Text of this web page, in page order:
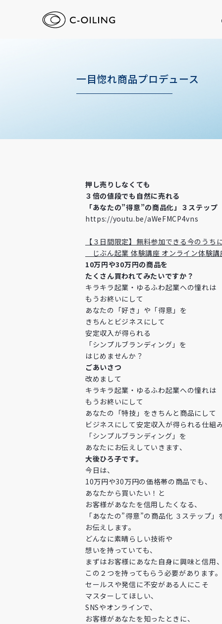
一目惚れ商品プロデュース
押し売りしなくても
３倍の値段でも自然に売れる
「あなたの”得意”の商品化」３ステップ
https://youtu.be/aWeFMCP4vns
【３日間限定】無料参加できる今のうち
じぶん起業 体験講座 オンライン体験
10万円や30万円の商品を
たくさん買われてみたいですか？
キラキラ起業・ゆるふわ起業への憧れは
もうお終いにして
あなたの「好き」や「得意」を
きちんとビジネスにして
安定収入が得られる
「シンプルブランディング」を
はじめませんか？
ごあいさつ
改めまして
キラキラ起業・ゆるふわ起業への憧れは
もうお終いにして
あなたの「特技」をきちんと商品にして
ビジネスにして安定収入が得られる仕組み
「シンプルブランディング」を
あなたにお伝えしていきます、
大後ひろ子です。
今日は、
10万円や30万円の価格帯の商品でも、
あなたから買いたい！と
お客様があなたを信用したくなる、
「あなたの”得意”の商品化 ３ステップ」
お伝えします。
どんなに素晴らしい技術や
想いを持っていても、
まずはお客様にあなた自身に興味と信用、
この２つを持ってもらう必要があります。
セールスや発信に不安がある人にこそ
マスターしてほしい、
SNSやオンラインで、
お客様があなたを知ったときに、